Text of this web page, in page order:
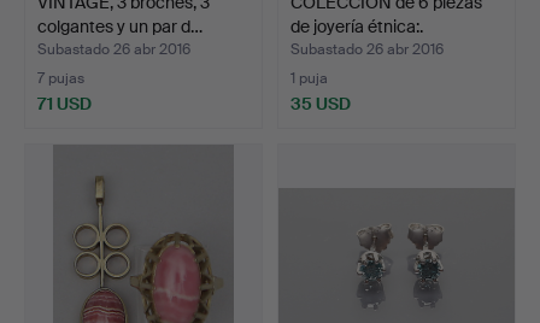
colgantes y un par d…
Subastado 26 abr 2016
7 pujas
71 USD
de joyería étnica:.
Subastado 26 abr 2016
1 puja
35 USD